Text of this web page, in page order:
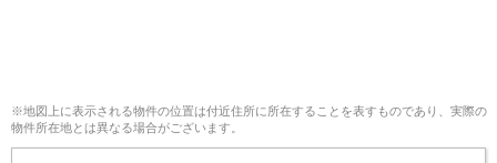
※地図上に表示される物件の位置は付近住所に所在することを表すものであり、実際の
物件所在地とは異なる場合がございます。